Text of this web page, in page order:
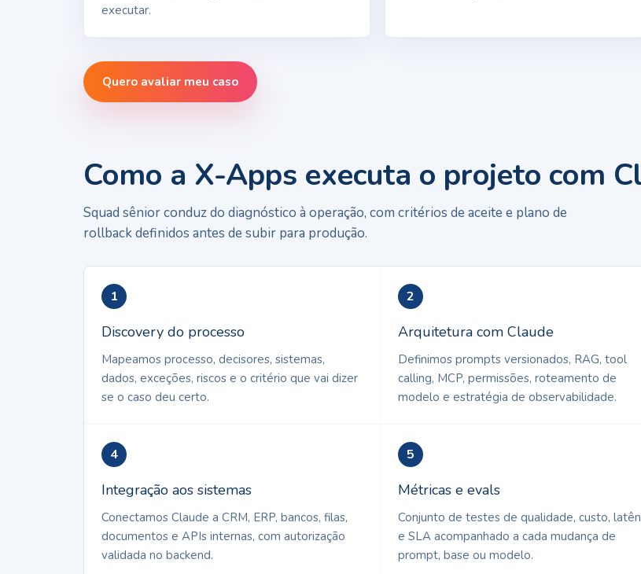
executar.
Quero avaliar meu caso
Como a X-Apps executa o projeto com
Squad sênior conduz do diagnóstico à operação, com critérios de aceite e plano de
rollback definidos antes de subir para produção.
1
Discovery do processo
Mapeamos processo, decisores, sistemas,
dados, exceções, riscos e o critério que vai dizer
se o caso deu certo.
2
Arquitetura com Claude
Definimos prompts versionados, RAG, tool
calling, MCP, permissões, roteamento de
modelo e estratégia de observabilidade.
4
Integração aos sistemas
Conectamos Claude a CRM, ERP, bancos, filas,
documentos e APIs internas, com autorização
validada no backend.
5
Métricas e evals
Conjunto de testes de qualidade, custo,
e SLA acompanhado a cada mudança de
prompt, base ou modelo.